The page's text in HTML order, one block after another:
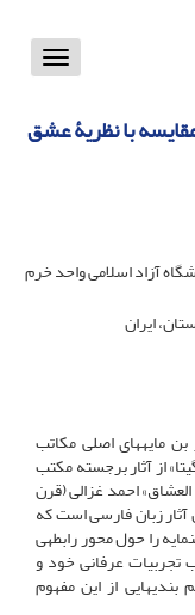
Toggle
با نظریۀ عشق
آزاد اسلامی واحد خرم
ایران
مایه­های اصلی مکاتب
از آثار برجسته­ مکتب
احمد غزالی (قرن
آثار زبان فارسی است که
را حول محور رابطه­ی
تجربیات عرفانی خود و
از این مفهوم